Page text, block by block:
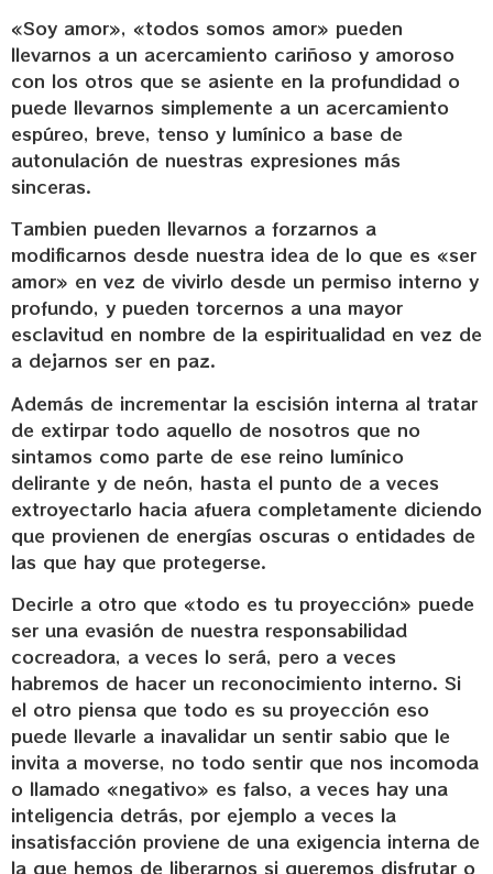
«Soy amor», «todos somos amor» pueden
llevarnos a un acercamiento cariñoso y amoroso
con los otros que se asiente en la profundidad o
puede llevarnos simplemente a un acercamiento
espúreo, breve, tenso y lumínico a base de
autonulación de nuestras expresiones más
sinceras.
Tambien pueden llevarnos a forzarnos a
modificarnos desde nuestra idea de lo que es «ser
amor» en vez de vivirlo desde un permiso interno y
profundo, y pueden torcernos a una mayor
esclavitud en nombre de la espiritualidad en vez de
a dejarnos ser en paz.
Además de incrementar la escisión interna al tratar
de extirpar todo aquello de nosotros que no
sintamos como parte de ese reino lumínico
delirante y de neón, hasta el punto de a veces
extroyectarlo hacia afuera completamente diciendo
que provienen de energías oscuras o entidades de
las que hay que protegerse.
Decirle a otro que «todo es tu proyección» puede
ser una evasión de nuestra responsabilidad
cocreadora, a veces lo será, pero a veces
habremos de hacer un reconocimiento interno. Si
el otro piensa que todo es su proyección eso
puede llevarle a inavalidar un sentir sabio que le
invita a moverse, no todo sentir que nos incomoda
o llamado «negativo» es falso, a veces hay una
inteligencia detrás, por ejemplo a veces la
insatisfacción proviene de una exigencia interna de
la que hemos de liberarnos si queremos disfrutar o